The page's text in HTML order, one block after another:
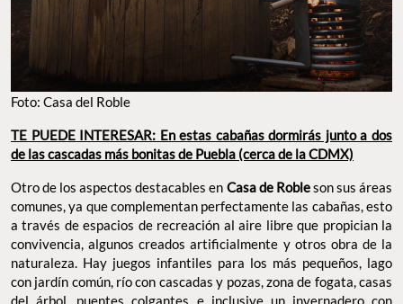
Foto: Casa del Roble
TE PUEDE INTERESAR: En estas cabañas dormirás junto a dos
de las cascadas más bonitas de Puebla (cerca de la CDMX)
Otro de los aspectos destacables en Casa de Robleson sus áreas
comunes, ya que complementan perfectamente las cabañas, esto
a través de espacios de recreación al aire libre que propician la
convivencia, algunos creados artificialmente y otros obra de la
naturaleza. Hay juegos infantiles para los más pequeños, lago
con jardín común, río con cascadas y pozas, zona de fogata, casas
del árbol, puentes colgantes e inclusive un invernadero con